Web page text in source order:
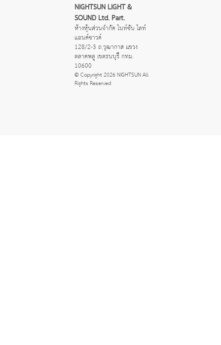
NIGHTSUN LIGHT &
SOUND Ltd. Part.
ห้างหุ้นส่วนจำกัด ไนท์ซัน ไลท์
แอนด์ซาวด์
128/2-3 ถ.วุฒากาส แขวง
ตลาดพลู เขตธนบุรี กทม.
10600
© Copyright 2026 NIGHTSUN All
Rights Reserved